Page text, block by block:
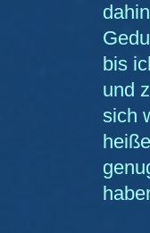
bis
und
sich